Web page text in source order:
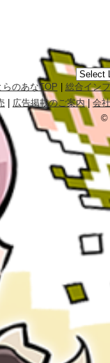
らのあなTOP
総合イン
広告掲載のご案内|会
©